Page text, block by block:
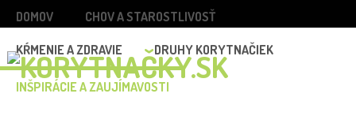
DOMOV CHOV A STAROSTLIVOSŤ
KŔMENIE A ZDRAVIE DRUHY KORYTNAČIEK
INŠPIRÁCIE A ZAUJÍMAVOSTI